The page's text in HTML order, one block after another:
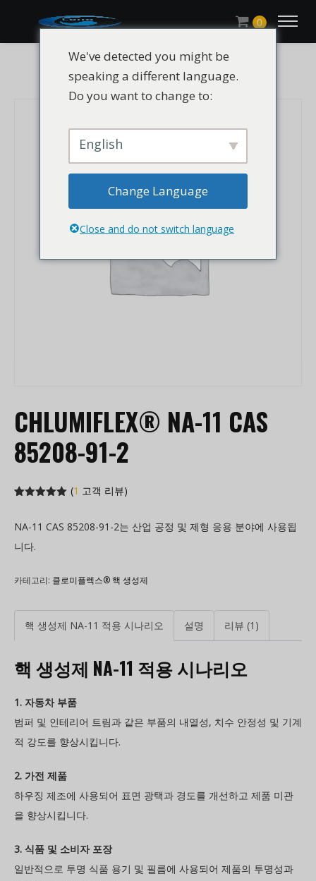
0
CHLUMIFLEX® NA-11 CAS
85208-91-2
5점 만점에
(1 고객 리뷰)
NA-11 CAS 85208-91-2는 산업 공정 및 제형 응용 분야에 사용됩
니다.
카테고리: 클로미플렉스® 핵 생성제
핵 생성제 NA-11 적용 시나리오 설명 리뷰 (1)
핵 생성제 NA-11 적용 시나리오
1. 자동차 부품
범퍼 및 인테리어 트림과 같은 부품의 내열성, 치수 안정성 및 기계
적 강도를 향상시킵니다.
2. 가전 제품
하우징 제조에 사용되어 표면 광택과 경도를 개선하고 제품 미관
을 향상시킵니다.
3. 식품 및 소비자 포장
일반적으로 투명 식품 용기 및 필름에 사용되어 제품의 투명성과
We've detected you might be
speaking a different language.
Do you want to change to:
English
Change Language
Close and do not switch language